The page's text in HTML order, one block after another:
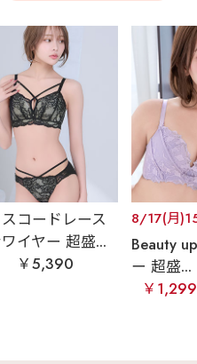
コードレース
イヤー 超盛...
￥5,390
8/17(月
Beauty
ー 超盛...
￥